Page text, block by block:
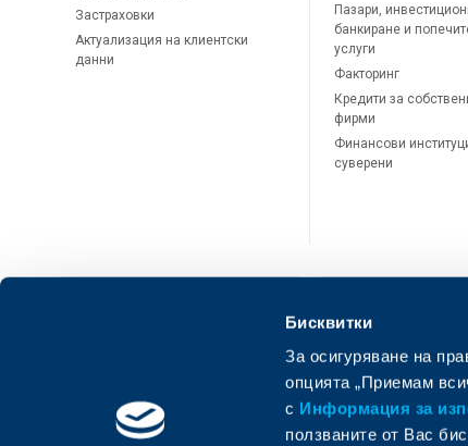
Бисквитки
За осигуряване на
опцията „Приемам
с Информация за
ползваните от Вас
Застраховки
Актуализация на клиентски
данни
Пазари,
банкиране и
услуги
Факторинг
Кредити за
фирми
Финансови
суверени
ОББ